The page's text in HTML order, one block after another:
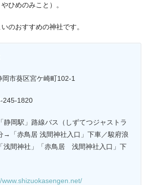
ひめのみこと）。
のおすすめの神社です。
市葵区宮ケ崎町102-1
245-1820
静岡駅」路線バス（しずてつジャストラ
→「赤鳥居 浅間神社入口」下車／駿府浪
「浅間神社」「赤鳥居 浅間神社入口」下
www.shizuokasengen.net/